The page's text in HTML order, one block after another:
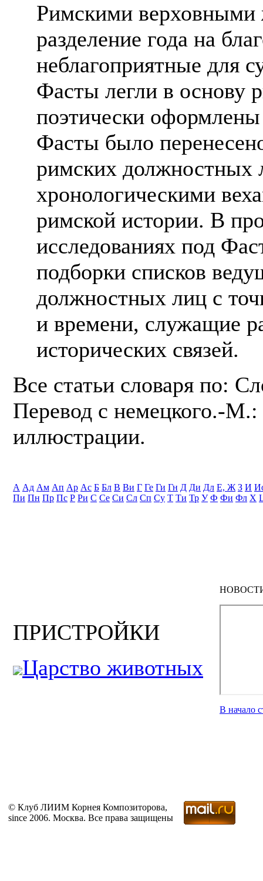
Римскими верховными
разделение года на
неблагоприятные для
Фасты легли в основу
поэтически
Фасты было
римских должностных
хронологическими
римской истории. В
исследованиях под
подборки списков
должностных лиц с
и времени, служащие
исторических связей.
Все статьи словаря по:
Перевод с немецкого.-
иллюстрации.
А Ад Ам Ап Ар Ас Б Бл В Ви Г Ге Ги Гн Д Ди Дл Е, Ж З И
Пи Пн Пр Пс Р Ри С Се Си Сл Сп Су Т Ти Тр У Ф Фи Фл Х
ПРИСТРОЙКИ
Царство животных
В начало
© Клуб ЛИИМ Корнея Композиторова,
since 2006. Москва. Все права защищены